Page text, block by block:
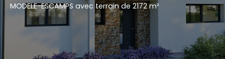
MODELE-ESCAMPS avec terrain de 2172 m²